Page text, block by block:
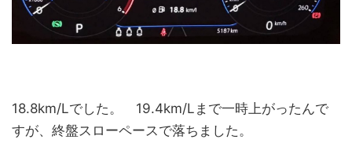
18.8km/Lでした。 19.4km/Lまで一時上がったんで
すが、終盤スローペースで落ちました。